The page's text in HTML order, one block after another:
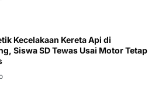
Kecelakaan Kereta Api di
Siswa SD Tewas Usai Motor Tetap